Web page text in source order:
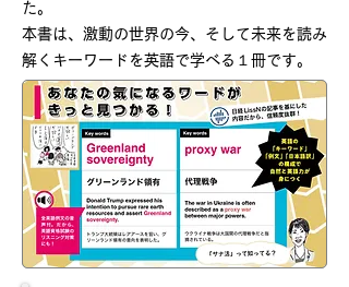
た。
本書は、激動の世界の今、そして未来を読み
解くキーワードを英語で学べる１冊です。